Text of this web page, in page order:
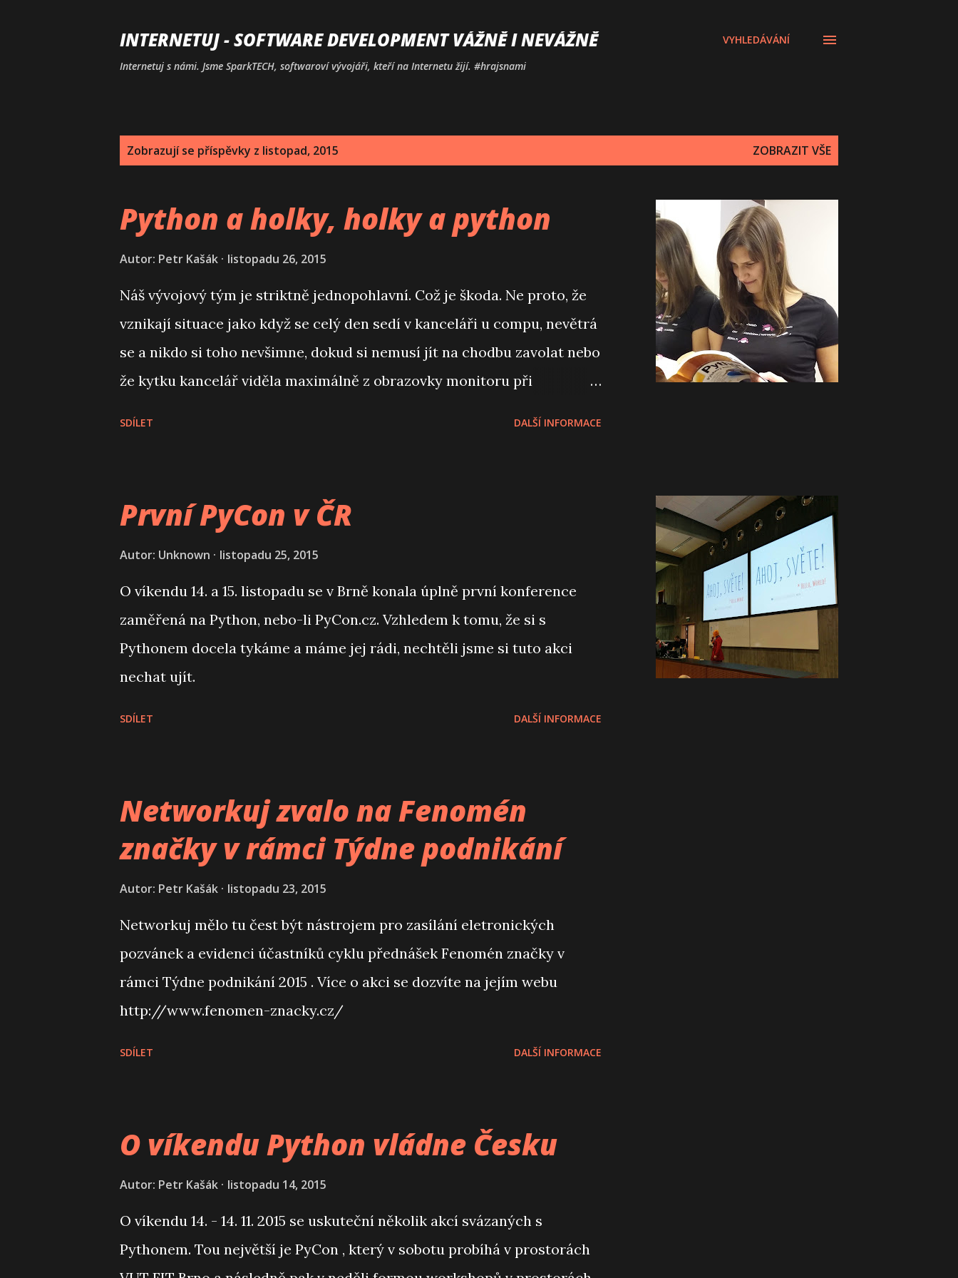
INTERNETUJ - SOFTWARE DEVELOPMENT VÁŽNĚ I NEVÁŽNĚ
Internetuj s námi. Jsme SparkTECH, softwaroví vývojáři, kteří na Internetu žijí. #hrajsnami
VYHLEDÁVÁNÍ
Zobrazují se příspěvky z listopad, 2015 ZOBRAZIT VŠE
Python a holky, holky a python
Autor: Petr Kašák listopadu 26, 2015
Náš vývojový tým je striktně jednopohlavní. Což je škoda. Ne proto, že
vznikají situace jako když se celý den sedí v kanceláři u compu, nevětrá
se a nikdo si toho nevšimne, dokud si nemusí jít na chodbu zavolat nebo
že kytku kancelář viděla maximálně z obrazovky monitoru při
tak to prostě je. A myslíme si, že je třeba s tím něco udělat. Skvělým
projektem v tomhle ohledu jsou Czechitas . Že jste o nich ještě
neslyšeli? Tak to se, jak doufáme, změní a do té doby si můžete přečíst
o jedné z jejich akcí jak ji absolvovala Zuzka. Petr
SDÍLET DALŠÍ INFORMACE
První PyCon v ČR
Autor: Unknown listopadu 25, 2015
O víkendu 14. a 15. listopadu se v Brně konala úplně první konference
zaměřená na Python, nebo-li PyCon.cz. Vzhledem k tomu, že si s
Pythonem docela tykáme a máme jej rádi, nechtěli jsme si tuto akci
nechat ujít.
SDÍLET DALŠÍ INFORMACE
Networkuj zvalo na Fenomén
značky v rámci Týdne podnikání
Autor: Petr Kašák listopadu 23, 2015
Networkuj mělo tu čest být nástrojem pro zasílání eletronických
pozvánek a evidenci účastníků cyklu přednášek Fenomén značky v
rámci Týdne podnikání 2015 . Více o akci se dozvíte na jejím webu
http://www.fenomen-znacky.cz/
SDÍLET DALŠÍ INFORMACE
O víkendu Python vládne Česku
Autor: Petr Kašák listopadu 14, 2015
O víkendu 14. - 14. 11. 2015 se uskuteční několik akcí svázaných s
Pythonem. Tou největší je PyCon , který v sobotu probíhá v prostorách